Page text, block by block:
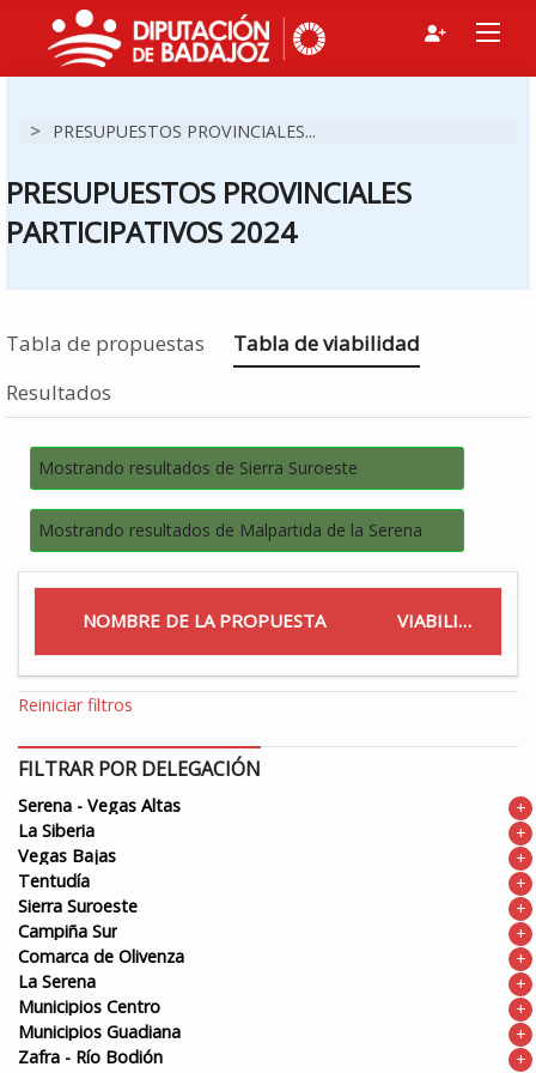
> PRESUPUESTOS PROVINCIALES...
PRESUPUESTOS PROVINCIALES
PARTICIPATIVOS 2024
Tabla de propuestas Estás en
Tabla de viabilidad
Resultados
Mostrando resultados de Sierra Suroeste
Mostrando resultados de Malpartida de la Serena
NOMBRE DE LA PROPUESTA VIABILIDAD
Reiniciar filtros
FILTRAR POR DELEGACIÓN